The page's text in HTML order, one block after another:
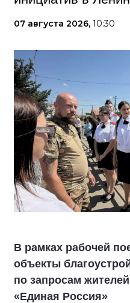
07 августа 2026, 10:30
В рамках рабочей
объекты
по запросам
«Единая Россия»